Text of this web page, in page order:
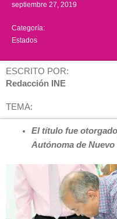
septiembre 27, 2019
Categoría:
Estados
ESCRITO POR:
Redacción INE
TEMA:
El título fue
Autónoma de Nuevo